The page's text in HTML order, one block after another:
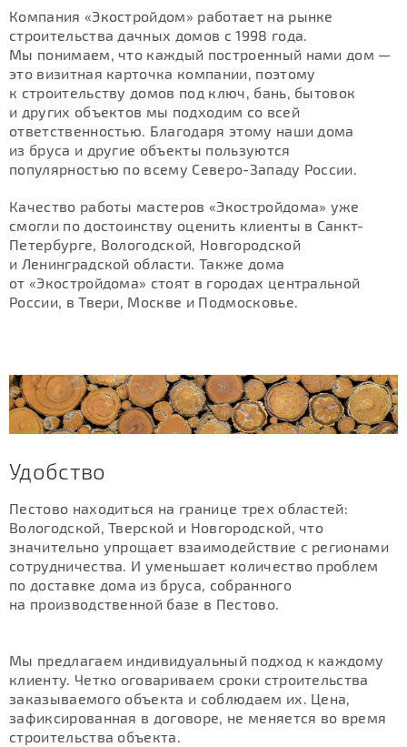
Компания «Экостройдом» работает на рынке
строительства дачных домов с 1998 года.
Мы понимаем, что каждый построенный нами дом —
это визитная карточка компании, поэтому
к строительству домов под ключ, бань, бытовок
и других объектов мы подходим со всей
ответственностью. Благодаря этому наши дома
из бруса и другие объекты пользуются
популярностью по всему Северо-Западу России.
Качество работы мастеров «Экостройдома» уже
смогли по достоинству оценить клиенты в Санкт-
Петербурге, Вологодской, Новгородской
и Ленинградской области. Также дома
от «Экостройдома» стоят в городах центральной
России, в Твери, Москве и Подмосковье.
Удобство
Пестово находиться на границе трех областей:
Вологодской, Тверской и Новгородской, что
значительно упрощает взаимодействие с регионами
сотрудничества. И уменьшает количество проблем
по доставке дома из бруса, собранного
на производственной базе в Пестово.
Мы предлагаем индивидуальный подход к каждому
клиенту. Четко оговариваем сроки строительства
заказываемого объекта и соблюдаем их. Цена,
зафиксированная в договоре, не меняется во время
строительства объекта.